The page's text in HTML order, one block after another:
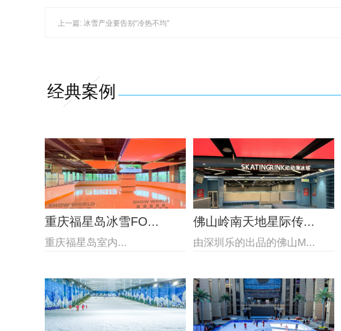
上一篇: 冰雪产业要告别“冷热不均”
经典案例
重庆福星岛冰雪FO...
重庆福星岛室内...
佛山岭南天地星际传...
由深圳乐的出品的佛山M...